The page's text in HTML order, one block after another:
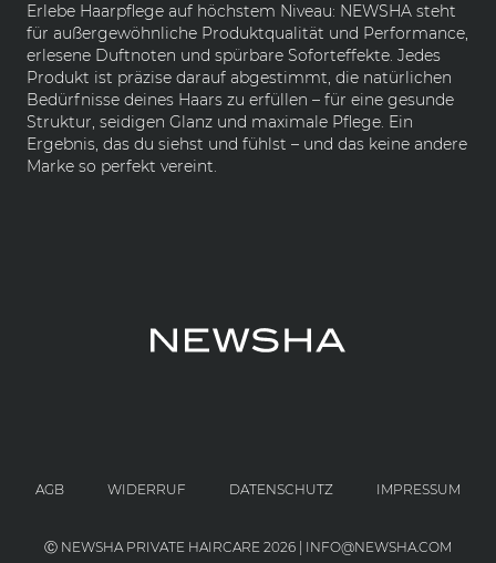
Erlebe Haarpflege auf höchstem Niveau: NEWSHA steht
für außergewöhnliche Produktqualität und Performance,
erlesene Duftnoten und spürbare Soforteffekte. Jedes
Produkt ist präzise darauf abgestimmt, die natürlichen
Bedürfnisse deines Haars zu erfüllen – für eine gesunde
Struktur, seidigen Glanz und maximale Pflege. Ein
Ergebnis, das du siehst und fühlst – und das keine andere
Marke so perfekt vereint.
Ⓒ NEWSHA PRIVATE HAIRCARE 2026 | INFO@NEWSHA.COM
AGB WIDERRUF DATENSCHUTZ IMPRESSUM